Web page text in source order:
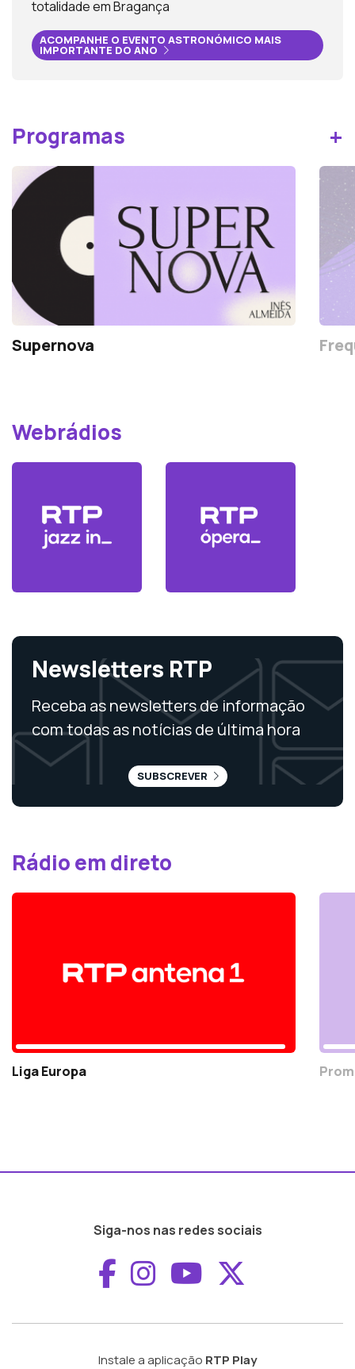
totalidade em Bragança
ACOMPANHE O EVENTO ASTRONÓMICO MAIS
IMPORTANTE DO ANO
Programas +
Supernova
Webrádios
Newsletters RTP
Receba as newsletters de informação
com todas as notícias de última hora
SUBSCREVER
Rádio em direto
Liga Europa
Siga-nos nas redes sociais
Aceder ao
Aceder ao
Aceder ao
Instale a aplicação RTP Play